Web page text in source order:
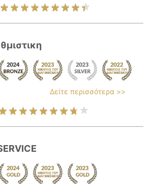
Δείτε περισσότερα >>